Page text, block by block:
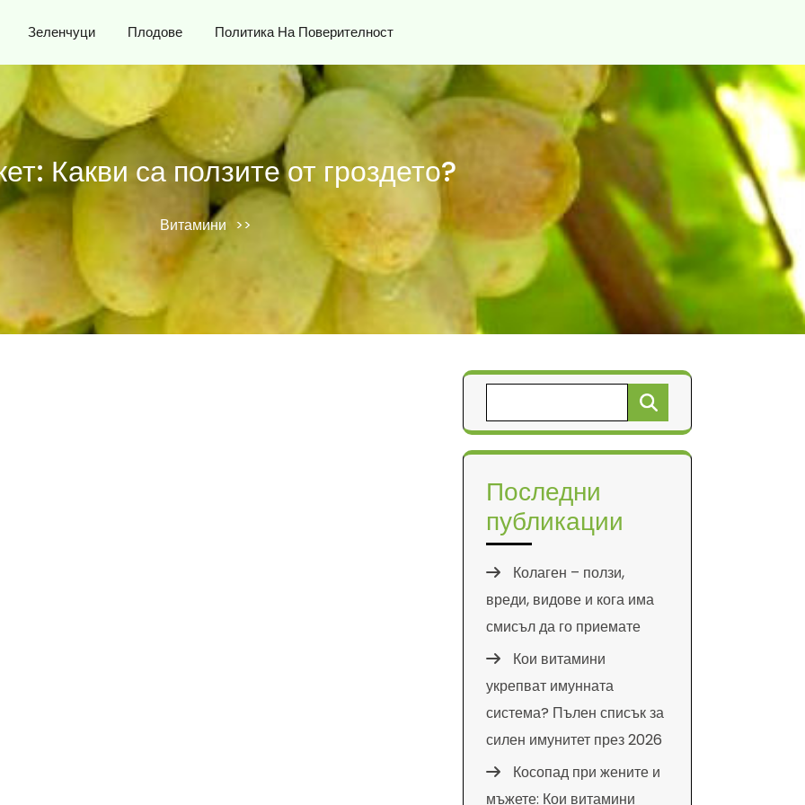
Зеленчуци Плодове Политика На Поверителност
Какви са ползите от гроздето?
Витамини >>
за:
Последни
публикации
Колаген – ползи,
вреди, видове и кога има
смисъл да го приемате
Кои витамини
укрепват имунната
система? Пълен списък за
силен имунитет през 2026
Косопад при жените и
мъжете: Кои витамини